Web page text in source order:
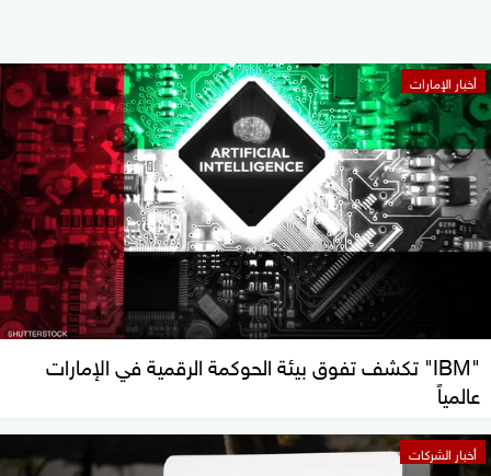
أخبار الإمارات
"IBM" تكشف تفوق بيئة الحوكمة الرقمية في الإمارات
عالمياً
أخبار الشركات